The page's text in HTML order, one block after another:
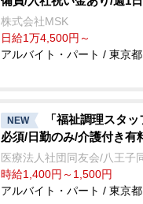
株式会社MSK
日給1万4,500円～
アルバイト・パート / 東京都
NEW
「福祉調理スタ
必須/日勤のみ/介護付き有
医療法人社団同友会/八王子
時給1,400円～1,500円
アルバイト・パート / 東京都